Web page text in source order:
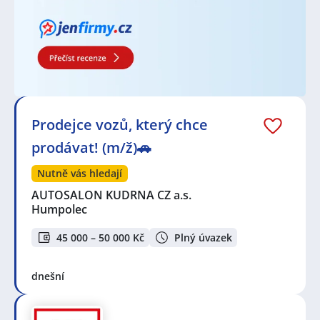
Zvyšte si šanci v nalezení nového uplatnění!
si účet na JenPráce.cz
dostávejte aktuální seznam pracovních nabídek,
včetně námi doporučovaných.
Prodejce vozů, který chce
prodávat! (m/ž)🚗
Nutně vás hledají
AUTOSALON KUDRNA CZ a.s.
Humpolec
45 000 – 50 000 Kč Plný úvazek
dnešní